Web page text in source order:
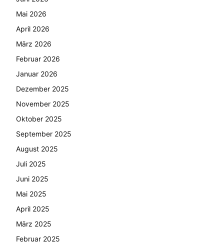
Mai 2026
April 2026
März 2026
Februar 2026
Januar 2026
Dezember 2025
November 2025
Oktober 2025
September 2025
August 2025
Juli 2025
Juni 2025
Mai 2025
April 2025
März 2025
Februar 2025